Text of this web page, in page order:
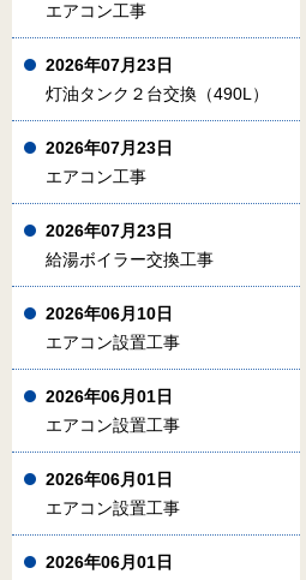
エアコン工事
2026年07月23日
灯油タンク２台交換（490L）
2026年07月23日
エアコン工事
2026年07月23日
給湯ボイラー交換工事
2026年06月10日
エアコン設置工事
2026年06月01日
エアコン設置工事
2026年06月01日
エアコン設置工事
2026年06月01日